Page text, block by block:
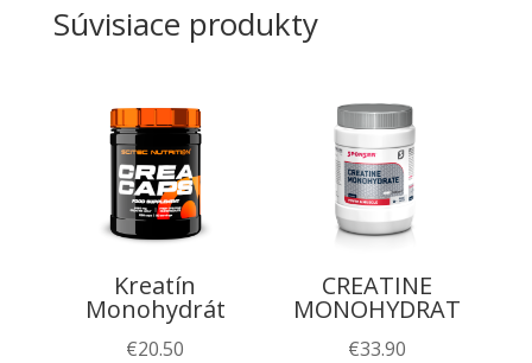
Súvisiace produkty
Kreatín
Monohydrát
€20.50
CREATINE
MONOHYDRAT
€33.90